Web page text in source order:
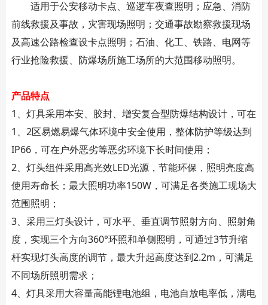
适用于公安移动卡点、巡逻车夜查照明；应急、消防
前线救援及事故，灾害现场照明；交通事故勘察救援现场
及高速公路检查设卡点照明；石油、化工、铁路、电网等
行业抢险救援、防爆场所施工场所的大范围移动照明。
产品特点
1、灯具采用本安、胶封、增安复合型防爆结构设计，可在
1、2区易燃易爆气体环境中安全使用，整体防护等级达到
IP66，可在户外恶劣等恶劣环境下长时间使用；
2、灯头组件采用高光效LED光源，节能环保，照明亮度高
使用寿命长；最大照明功率150W，可满足各类施工现场大
范围照明；
3、采用三灯头设计，可水平、垂直调节照射方向、照射角
度，实现三个方向360°环照和单侧照明，可通过3节升缩
杆实现灯头高度的调节，最大升起高度达到2.2m，可满足
不同场所照明需求；
4、灯具采用大容量高能锂电池组，电池自放电率低，满电